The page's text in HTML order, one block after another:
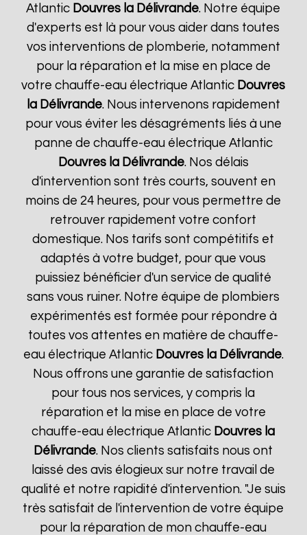
Atlantic Douvres la Délivrande. Notre équipe
d'experts est là pour vous aider dans toutes
vos interventions de plomberie, notamment
pour la réparation et la mise en place de
votre chauffe-eau électrique Atlantic Douvres
la Délivrande. Nous intervenons rapidement
pour vous éviter les désagréments liés à une
panne de chauffe-eau électrique Atlantic
Douvres la Délivrande. Nos délais
d'intervention sont très courts, souvent en
moins de 24 heures, pour vous permettre de
retrouver rapidement votre confort
domestique. Nos tarifs sont compétitifs et
adaptés à votre budget, pour que vous
puissiez bénéficier d'un service de qualité
sans vous ruiner. Notre équipe de plombiers
expérimentés est formée pour répondre à
toutes vos attentes en matière de chauffe-
eau électrique Atlantic Douvres la Délivrande.
Nous offrons une garantie de satisfaction
pour tous nos services, y compris la
réparation et la mise en place de votre
chauffe-eau électrique Atlantic Douvres la
Délivrande. Nos clients satisfaits nous ont
laissé des avis élogieux sur notre travail de
qualité et notre rapidité d'intervention. "Je suis
très satisfait de l'intervention de votre équipe
pour la réparation de mon chauffe-eau